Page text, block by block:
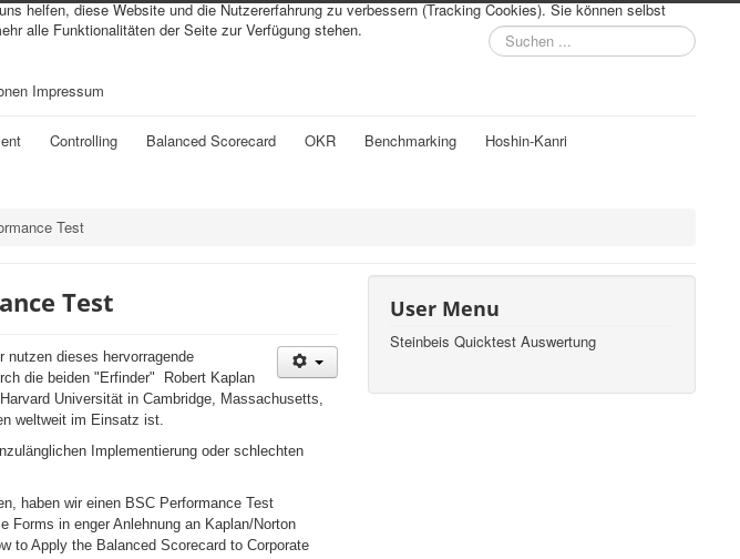
Suchen
...
Controlling Balanced Scorecard OKR Benchmarking
Hoshin-Kanri
Test
Test
nutzen dieses hervorragende
die beiden "Erfinder" Robert Kaplan
Universität in Cambridge, Massachusetts,
weltweit im Einsatz ist.
Implementierung oder schlechten
haben wir einen BSC Performance Test
Forms in enger Anlehnung an Kaplan/Norton
to Apply the Balanced Scorecard to Corporate
User Menu
Steinbeis Quicktest Auswertung
helfen, diese Website und die Nutzererfahrung zu verbessern (Tracking Cookies). Sie können selbst
alle Funktionalitäten der Seite zur Verfügung stehen.
Impressum